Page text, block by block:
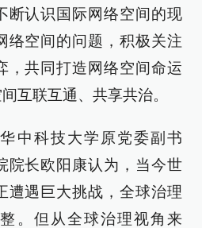
断认识国际网络空间的现
络空间的问题，积极关注
，共同打造网络空间命运
互联互通、共享共治。
中科技大学原党委副书
院长欧阳康认为，当今世
遭遇巨大挑战，全球治理
。但从全球治理视角来